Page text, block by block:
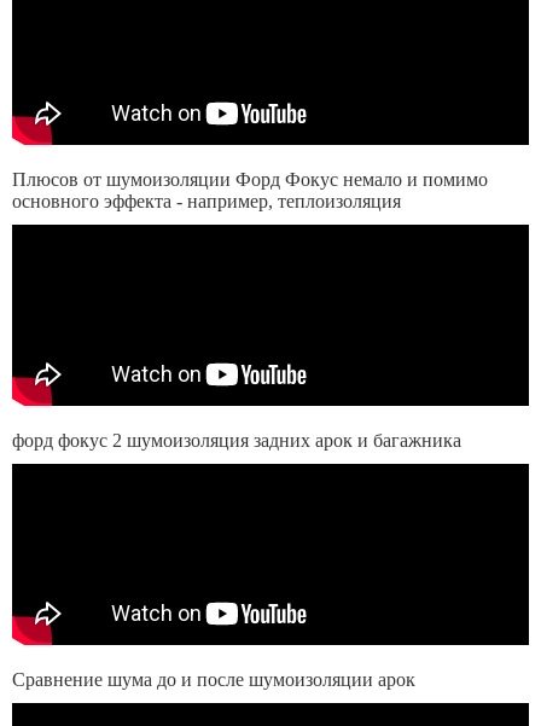
Плюсов от шумоизоляции Форд Фокус немало и помимо
основного эффекта - например, теплоизоляция
форд фокус 2 шумоизоляция задних арок и багажника
Сравнение шума до и после шумоизоляции арок